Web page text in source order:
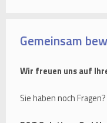
Gemeinsam
Wir freuen uns auf
Sie haben noch